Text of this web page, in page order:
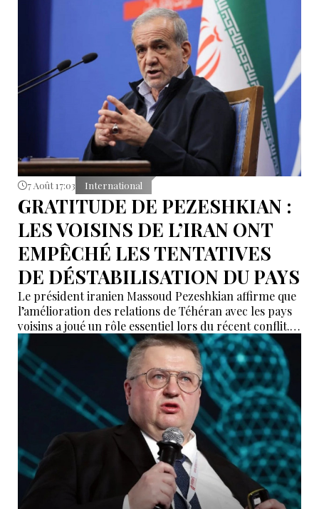
7 Août 17:03 International
GRATITUDE DE PEZESHKIAN :
LES VOISINS DE L’IRAN ONT
EMPÊCHÉ LES TENTATIVES
DE DÉSTABILISATION DU PAYS
Le président iranien Massoud Pezeshkian affirme que
l’amélioration des relations de Téhéran avec les pays
voisins a joué un rôle essentiel lors du récent conflit.
Selon lui, les États de la région auraient empêché des
tentatives d’infiltration et de troubles aux frontières
nord-ouest et sud-est de l’Iran.